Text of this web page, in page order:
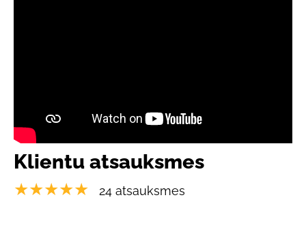
Klientu atsauksmes
★★★★★ 24 atsauksmes